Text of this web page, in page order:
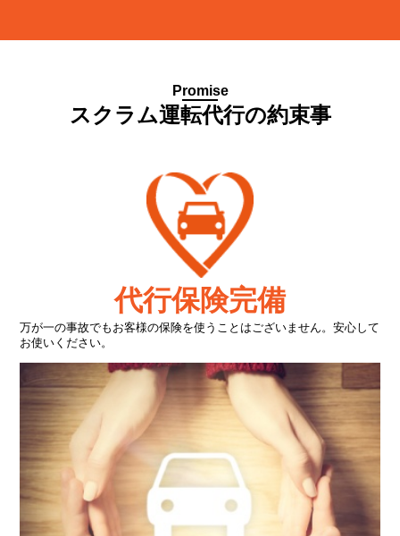
Promise
スクラム運転代行の約束事
代行保険完備
万が一の事故でもお客様の保険を使うことはございません。安心して
お使いください。